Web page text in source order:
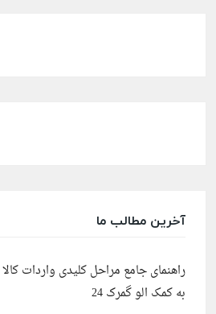
آخرین مطالب ما
راهنمای جامع مراحل کلیدی واردات
به کمک الو گمرک 24